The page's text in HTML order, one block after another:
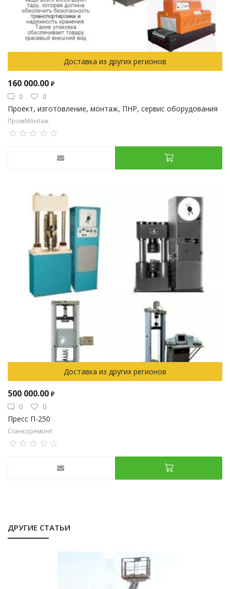
Доставка из других регионов
160 000.00 ₽
0
0
Проект, изготовление, монтаж, ПНР, сервис оборудования
ПромМонтаж
Доставка из других регионов
500 000.00 ₽
0
0
Пресс П-250
Станкоремонт
ДРУГИЕ СТАТЬИ